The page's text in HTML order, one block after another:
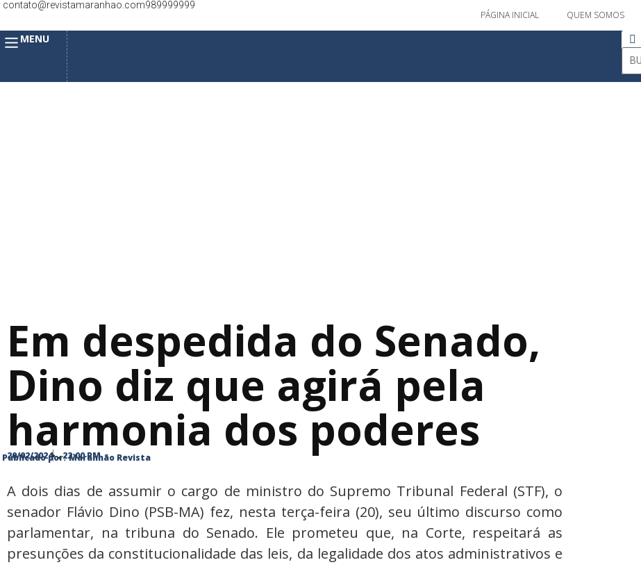
contato@revistamaranhao.com989999999
PÁGINA INICIAL QUEM SOMOS
MENU
Em despedida do Senado,
Dino diz que agirá pela
harmonia dos poderes
Publicado por: Maranhão Revista
20/02/2024 22:00 PM
A dois dias de assumir o cargo de ministro do Supremo Tribunal Federal (STF), o
senador Flávio Dino (PSB-MA) fez, nesta terça-feira (20), seu último discurso como
parlamentar, na tribuna do Senado. Ele prometeu que, na Corte, respeitará as
presunções da constitucionalidade das leis, da legalidade dos atos administrativos e